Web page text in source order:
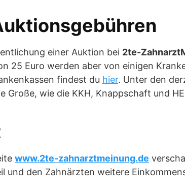
einer Auktion bei 2te-
25 Euro werden aber von einigen
findest du hier. Unter den
Große, wie die KKH, Knappschaft und
www.2te-zahnarztmeinung.de
und den Zahnärzten weitere